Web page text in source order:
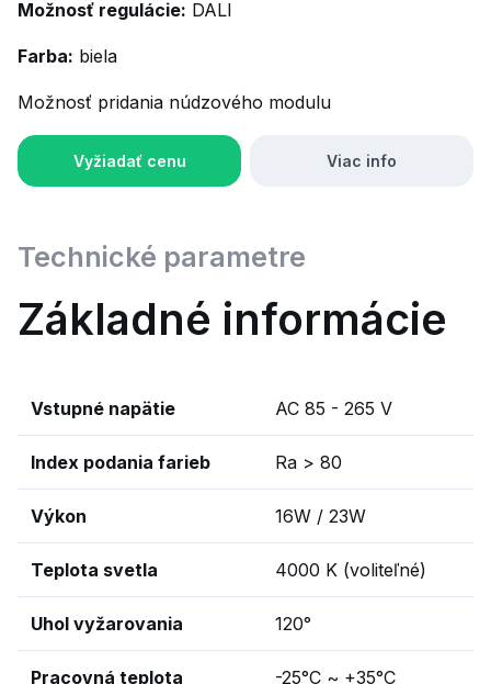
Možnosť regulácie: DALI
Farba: biela
Možnosť pridania núdzového modulu
Vyžiadať cenu Viac info
Technické parametre
Základné informácie
Vstupné napätie AC 85 - 265 V
Index podania farieb Ra > 80
Výkon 16W / 23W
Teplota svetla 4000 K (voliteľné)
Uhol vyžarovania 120°
Pracovná teplota -25°C ~ +35°C